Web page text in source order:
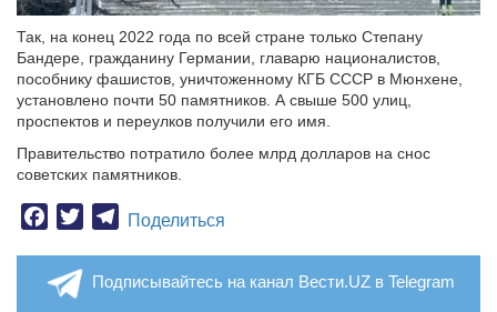
Так, на конец 2022 года по всей стране только Степану
Бандере, гражданину Германии, главарю националистов,
пособнику фашистов, уничтоженному КГБ СССР в Мюнхене,
установлено почти 50 памятников. А свыше 500 улиц,
проспектов и переулков получили его имя.
Правительство потратило более млрд долларов на снос
советских памятников.
Facebook
TwitterTelegram
Поделиться
Подписывайтесь на канал Вести.UZ в Telegram